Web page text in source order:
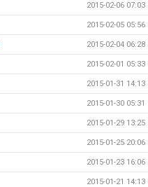
2015-02-06 07:03
2015-02-05 05:56
2015-02-04 06:28
2015-02-01 05:33
2015-01-31 14:13
2015-01-30 05:31
2015-01-29 13:25
2015-01-25 20:06
2015-01-23 16:06
2015-01-21 14:13